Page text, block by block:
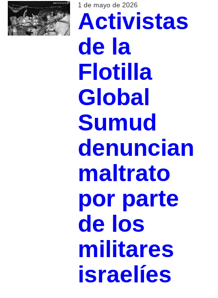
1 de mayo de 2026
Activistas
de la
Flotilla
Global
Sumud
denuncian
maltrato
por parte
de los
militares
israelíes